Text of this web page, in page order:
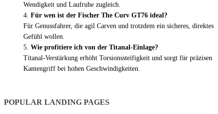
Wendigkeit und Laufruhe zugleich.
Für wen ist der Fischer The Curv GT76 ideal?
Für Genussfahrer, die agil Carven und trotzdem ein sicheres, direktes
Gefühl wollen.
Wie profitiere ich von der Titanal-Einlage?
Titanal-Verstärkung erhöht Torsionssteifigkeit und sorgt für präzisen
Kantengriff bei hohen Geschwindigkeiten.
POPULAR LANDING PAGES